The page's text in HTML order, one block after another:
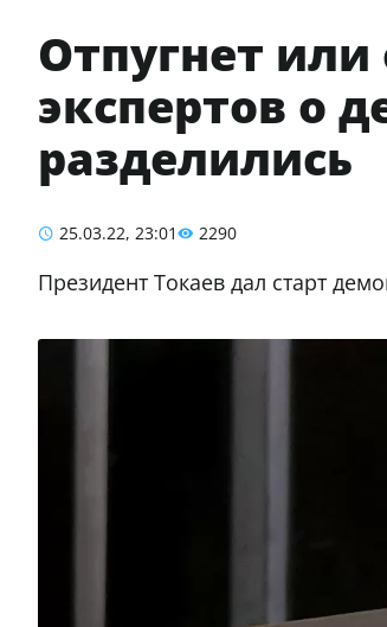
Отпугнет или
экспертов о
разделились
25.03.22, 23:01 2290
Президент Токаев дал старт